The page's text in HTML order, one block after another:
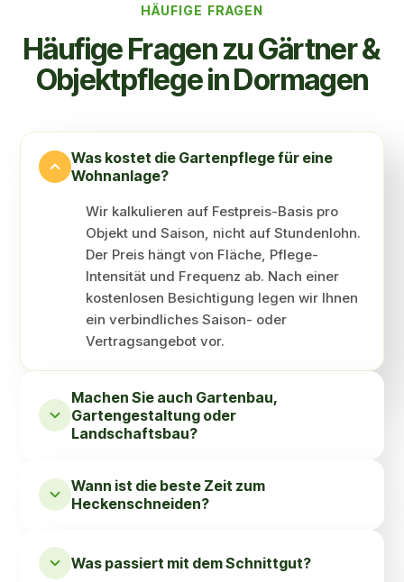
HÄUFIGE FRAGEN
Häufige Fragen zu Gärtner &
Objekt­pflege in Dormagen
Was kostet die Garten­pflege für eine
Wohn­anlage?
Wir kalkulieren auf Festpreis-Basis pro
Objekt und Saison, nicht auf Stundenlohn.
Der Preis hängt von Fläche, Pflege-
Intensität und Frequenz ab. Nach einer
kostenlosen Besichtigung legen wir Ihnen
ein verbindliches Saison- oder
Vertragsangebot vor.
Machen Sie auch Gartenbau,
Gartengestaltung oder
Landschaftsbau?
Wann ist die beste Zeit zum
Heckenschneiden?
Was passiert mit dem Schnittgut?